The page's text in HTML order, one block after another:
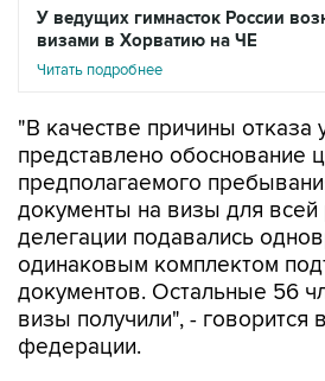
У ведущих гимнасток России
визами в Хорватию на ЧЕ
Читать подробнее
"В качестве причины отказа
представлено обоснование
предполагаемого
документы на визы для всей
делегации подавались
одинаковым комплектом
документов. Остальные 56
визы получили", - говорится
федерации.